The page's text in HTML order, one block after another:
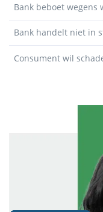
Bank beboet wegens
Bank handelt niet in
Consument wil